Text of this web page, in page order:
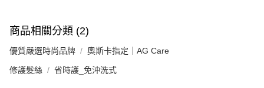
商品相關分類 (2)
優質嚴選時尚品牌 奧斯卡指定｜AG Care
修護髮絲 省時護_免沖洗式